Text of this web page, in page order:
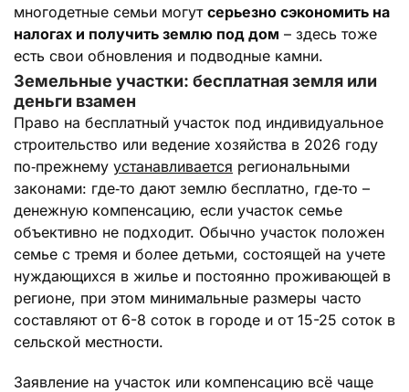
многодетные семьи могут серьезно сэкономить на
налогах и получить землю под дом – здесь тоже
есть свои обновления и подводные камни.
Земельные участки: бесплатная земля или
деньги взамен
Право на бесплатный участок под индивидуальное
строительство или ведение хозяйства в 2026 году
по‑прежнему устанавливается региональными
законами: где‑то дают землю бесплатно, где‑то –
денежную компенсацию, если участок семье
объективно не подходит. Обычно участок положен
семье с тремя и более детьми, состоящей на учете
нуждающихся в жилье и постоянно проживающей в
регионе, при этом минимальные размеры часто
составляют от 6-8 соток в городе и от 15-25 соток в
сельской местности.
Заявление на участок или компенсацию всё чаще